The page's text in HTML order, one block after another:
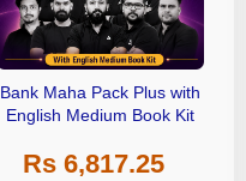
Bank Maha Pack Plus with
English Medium Book Kit
Rs 6,817.25